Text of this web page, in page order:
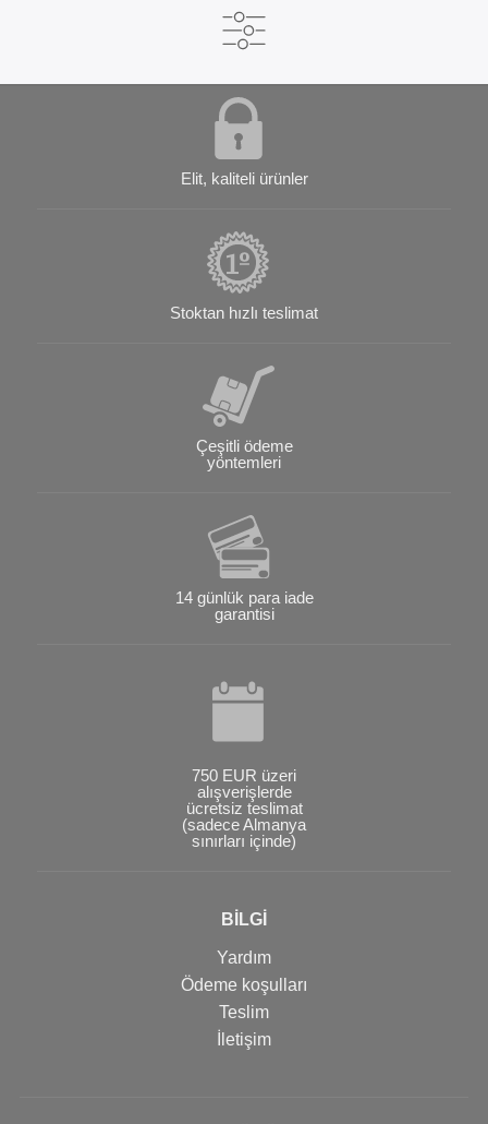
Elit, kaliteli ürünler
Stoktan hızlı teslimat
Çeşitli ödeme
yöntemleri
14 günlük para iade
garantisi
750 EUR üzeri
alışverişlerde
ücretsiz teslimat
(sadece Almanya
sınırları içinde)
BİLGİ
Yardım
Ödeme koşulları
Teslim
İletişim